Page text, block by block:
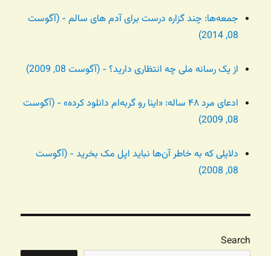
جمعه‌ها: چند گزاره درست برای آدم های سالم - (آگوست
08, 2014)
از یک رسانه ملی چه انتظاری دارید؟ - (آگوست 08, 2009)
ادعای مرد ۴۸ ساله: «اینا رو گربه‌ام دانلود کرده» - (آگوست
08, 2009)
دلایلی که به خاطر آن‌ها نباید اپل مک بخرید - (آگوست
08, 2008)
Search